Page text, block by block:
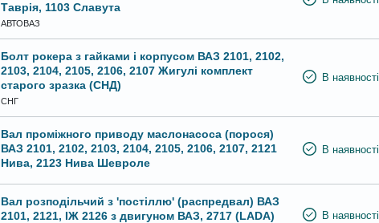
Таврія, 1103 Славута
АВТОВАЗ
Болт рокера з гайками і корпусом ВАЗ 2101, 2102,
2103, 2104, 2105, 2106, 2107 Жигулі комплект
старого зразка (СНД)
СНГ
В наявності
Вал проміжного приводу маслонасоса (порося)
ВАЗ 2101, 2102, 2103, 2104, 2105, 2106, 2107, 2121
Нива, 2123 Нива Шевроле
В наявності
Вал розподільчий з 'постіллю' (распредвал) ВАЗ
2101, 2121, ІЖ 2126 з двигуном ВАЗ, 2717 (LADA)
В наявності